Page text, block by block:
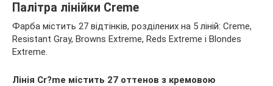
Палітра лінійки Creme
Фарба містить 27 відтінків, розділених на 5 ліній: Creme,
Resistant Gray, Browns Extreme, Reds Extreme і Blondes
Extreme.
Лінія Cr?me містить 27 оттенов з кремовою